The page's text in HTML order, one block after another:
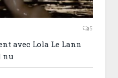
5
avec Lola Le Lann
nu